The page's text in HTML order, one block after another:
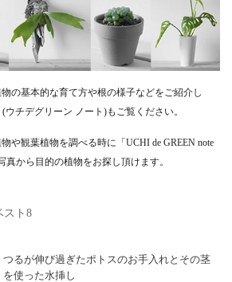
の基本的な育て方や根の様子などをご紹介し
(ウチデグリーン ノート)もご覧ください。
や観葉植物を調べる時に「UCHI de GREEN note
真から目的の植物をお探し頂けます。
スト8
つるが伸び過ぎたポトスのお手入れとその茎
を使った水挿し